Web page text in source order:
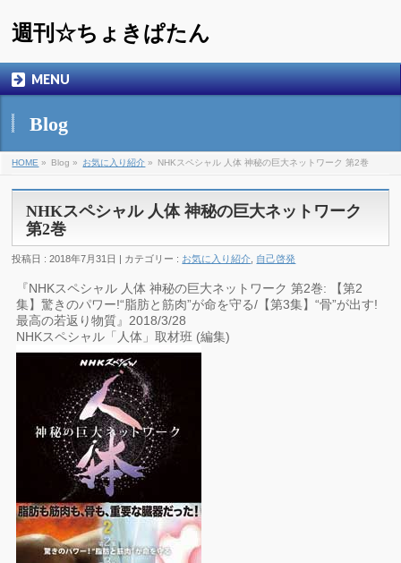
週刊☆ちょきぱたん
MENU
Blog
HOME » Blog » お気に入り紹介 » NHKスペシャル 人体 神秘の巨大ネットワーク 第2巻
NHKスペシャル 人体 神秘の巨大ネットワーク
第2巻
投稿日 : 2018年7月31日 | カテゴリー : お気に入り紹介 自己啓発
『NHKスペシャル 人体 神秘の巨大ネットワーク 第2巻: 【第2
集】驚きのパワー!“脂肪と筋肉”が命を守る/【第3集】“骨”が出す!
最高の若返り物質』2018/3/28
NHKスペシャル「人体」取材班 (編集)